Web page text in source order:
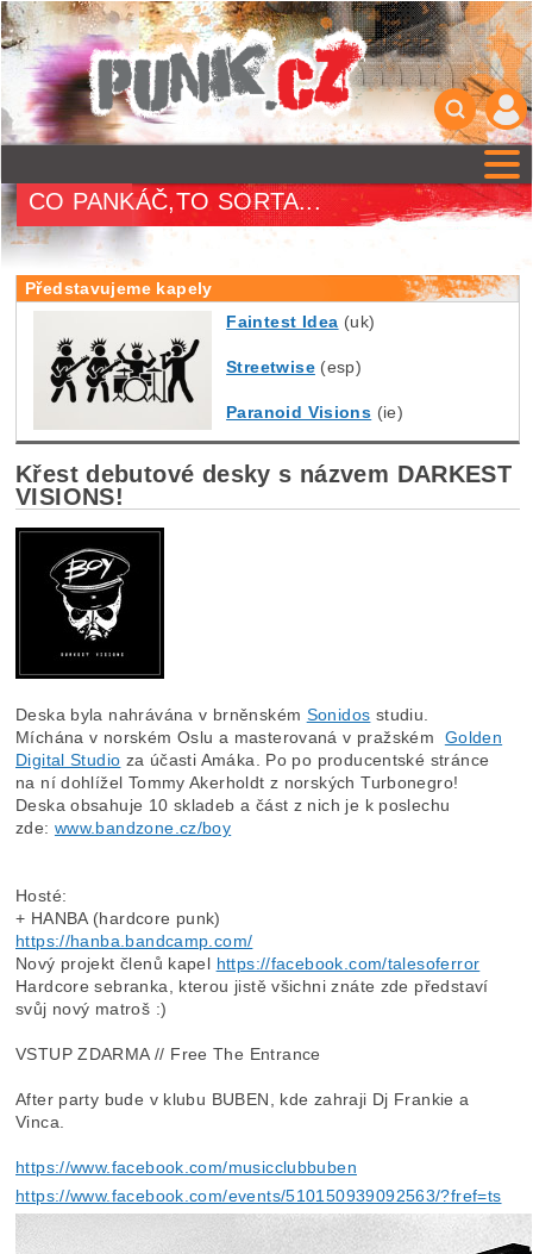
CO PANKÁČ,TO SORTA...
Představujeme kapely
Faintest Idea (uk)
Streetwise(esp)
Paranoid Visions (ie)
Křest debutové desky s názvem DARKEST
VISIONS!
Deska byla nahrávána v brněnském Sonidos studiu.
Míchána v norském Oslu a masterovaná v pražském Golden
Digital Studio za účasti Amáka. Po po producentské stránce
na ní dohlížel Tommy Akerholdt z norských Turbonegro!
Deska obsahuje 10 skladeb a část z nich je k poslechu
zde: www.bandzone.cz/boy
Hosté:
+ HANBA (hardcore punk)
https://hanba.bandcamp.com/
Nový projekt členů kapel https://facebook.com/talesoferror
Hardcore sebranka, kterou jistě všichni znáte zde představí
svůj nový matroš :)
VSTUP ZDARMA // Free The Entrance
After party bude v klubu BUBEN, kde zahraji Dj Frankie a
Vinca.
https://www.facebook.com/musicclubbuben
https://www.facebook.com/events/510150939092563/?fref=ts